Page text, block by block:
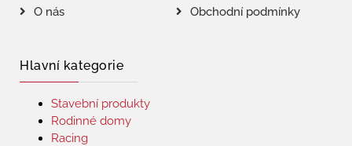
O nás
Obchodní podmínky
Hlavní kategorie
Stavební produkty
Rodinné domy
Racing